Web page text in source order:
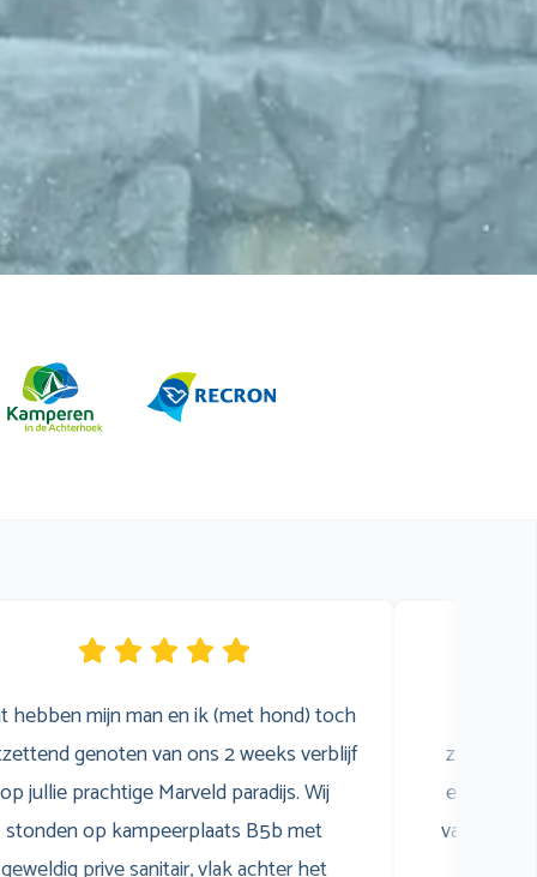
hebben mijn man en ik (met hond) toch
genoten van ons 2 weeks verblijf
op jullie prachtige Marveld paradijs. Wij
stonden op kampeerplaats B5b met
geweldig prive sanitair, vlak achter het
een
van het